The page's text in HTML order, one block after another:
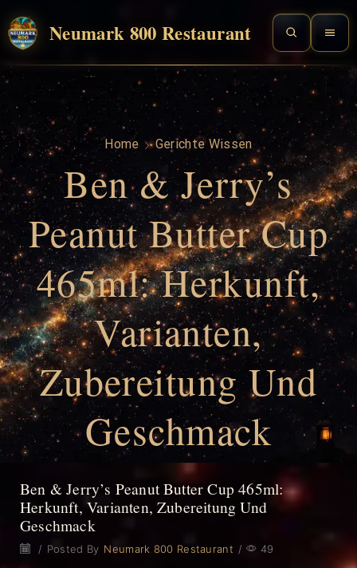
Neumark 800 Restaurant
Home Gerichte Wissen
Ben & Jerry’s
Peanut Butter Cup
465ml: Herkunft,
Varianten,
Zubereitung Und
Geschmack
Ben & Jerry’s Peanut Butter Cup 465ml:
Herkunft, Varianten, Zubereitung Und
Geschmack
/ Posted By Neumark 800 Restaurant / 49